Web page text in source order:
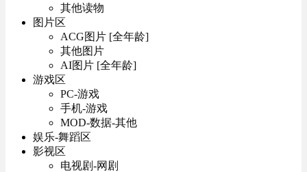
其他读物
图片区
ACG图片 [全年龄]
其他图片
AI图片 [全年龄]
游戏区
PC-游戏
手机-游戏
MOD-数据-其他
娱乐-舞蹈区
影视区
电视剧-网剧